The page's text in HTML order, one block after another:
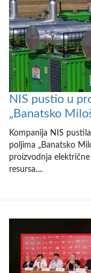
NIS pustio u
„Banatsko
Kompanija NIS
poljima „Banatsko
proizvodnja
resursa....